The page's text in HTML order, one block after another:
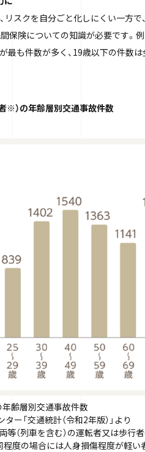
リスクを自分ごと化しにくい一方で
保険についての知識が必要です。
最も件数が多く、19歳以下の件数
※）の年齢層別交通事故件数
年齢層別交通事故件数
ー「交通統計（令和2年版）」より
（列車を含む）の運転者又は歩行
度の場合には人身損傷程度が軽い